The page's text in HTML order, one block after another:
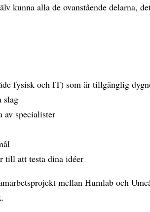
kunna alla de ovanstående delarna,
fysisk och IT) som är tillgänglig
slag
av specialister
till att testa dina idéer
mellan Humlab och